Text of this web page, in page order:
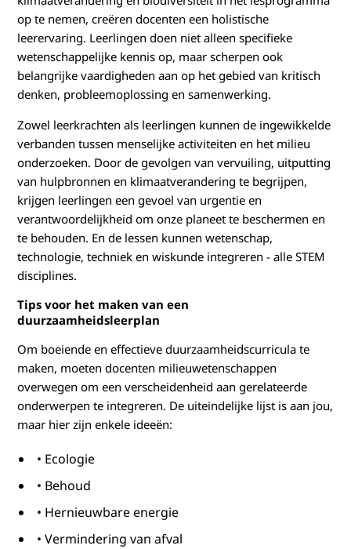
op te nemen, creëren docenten een holistische
leerervaring. Leerlingen doen niet alleen specifieke
wetenschappelijke kennis op, maar scherpen ook
belangrijke vaardigheden aan op het gebied van kritisch
denken, probleemoplossing en samenwerking.
Zowel leerkrachten als leerlingen kunnen de ingewikkelde
verbanden tussen menselijke activiteiten en het milieu
onderzoeken. Door de gevolgen van vervuiling, uitputting
van hulpbronnen en klimaatverandering te begrijpen,
krijgen leerlingen een gevoel van urgentie en
verantwoordelijkheid om onze planeet te beschermen en
te behouden. En de lessen kunnen wetenschap,
technologie, techniek en wiskunde integreren - alle STEM
disciplines.
Tips voor het maken van een
duurzaamheidsleerplan
Om boeiende en effectieve duurzaamheidscurricula te
maken, moeten docenten milieuwetenschappen
overwegen om een verscheidenheid aan gerelateerde
onderwerpen te integreren. De uiteindelijke lijst is aan jou,
maar hier zijn enkele ideeën:
• Ecologie
• Behoud
• Hernieuwbare energie
• Vermindering van afval